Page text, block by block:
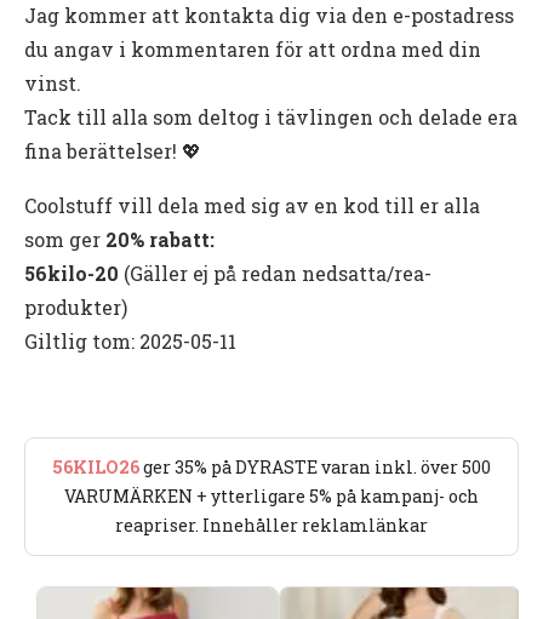
Jag kommer att kontakta dig via den e-postadress
du angav i kommentaren för att ordna med din
vinst.
Tack till alla som deltog i tävlingen och delade era
fina berättelser! 💖
Coolstuff vill dela med sig av en kod till er alla
som ger 20% rabatt:
56kilo-20 (Gäller ej på redan nedsatta/rea-
produkter)
Giltlig tom: 2025-05-11
56KILO26ger 35% på DYRASTE varan inkl. över 500
VARUMÄRKEN + ytterligare 5% på kampanj- och
reapriser. Innehåller reklamlänkar